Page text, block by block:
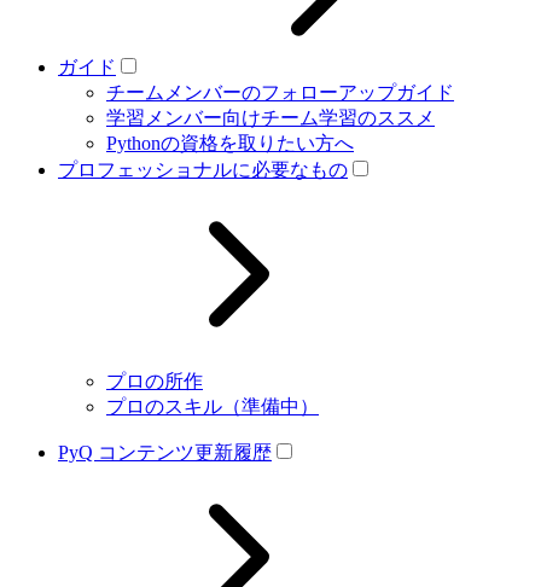
ガイド
チームメンバーのフォローアップガイド
学習メンバー向けチーム学習のススメ
Pythonの資格を取りたい方へ
プロフェッショナルに必要なもの
プロの所作
プロのスキル（準備中）
PyQ コンテンツ更新履歴